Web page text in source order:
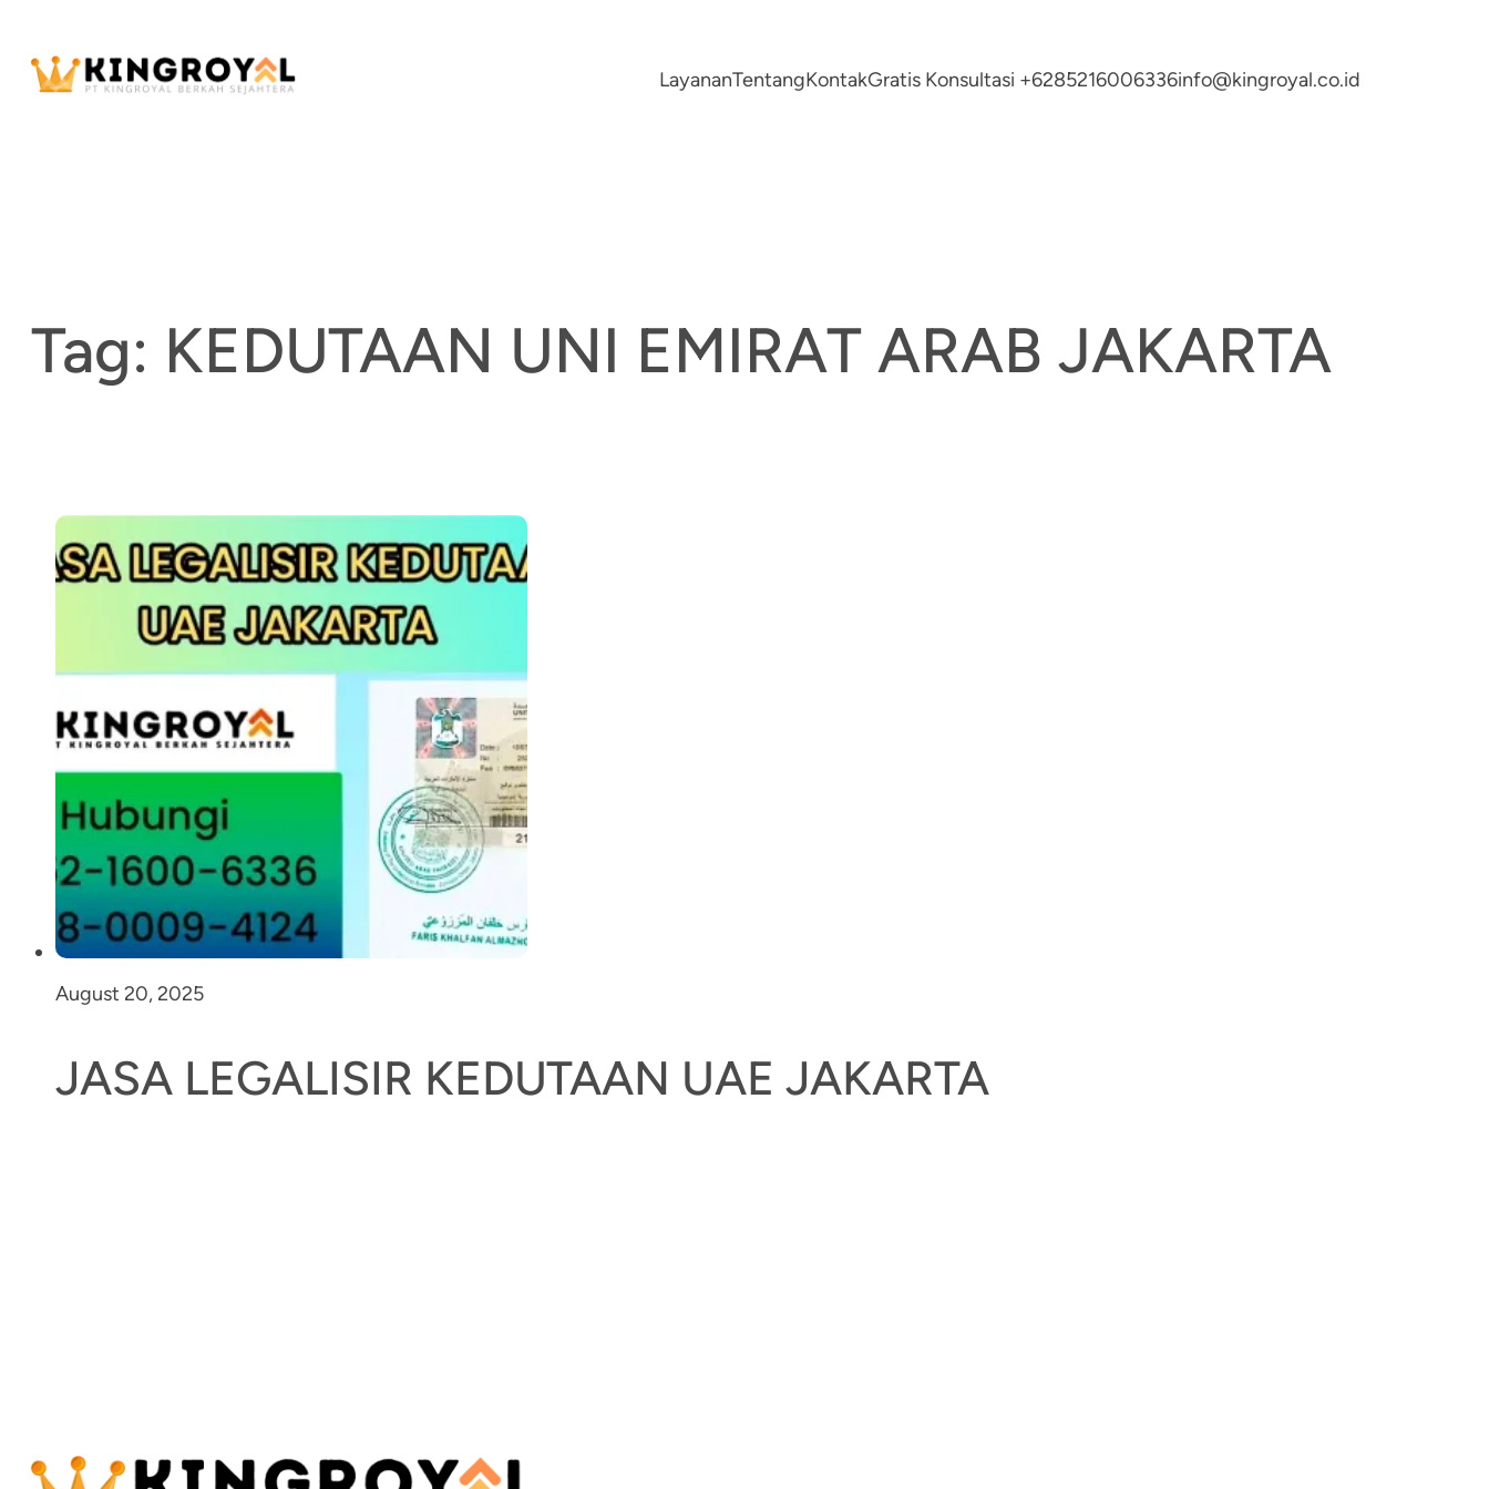
content
LayananTentangKontakGratis Konsultasi +6285216006336info@kingroyal.co.id
Tag: KEDUTAAN UNI EMIRAT ARAB JAKARTA
August 20, 2025
JASA LEGALISIR KEDUTAAN UAE JAKARTA